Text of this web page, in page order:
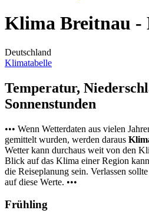
Klima Breitnau -
Deutschland
Klimatabelle
Temperatur,
Sonnenstunden
••• Wenn Wetterdaten aus vielen
gemittelt wurden, werden daraus
Wetter kann durchaus weit von den
Blick auf das Klima einer Region
die Reiseplanung sein. Verlassen
auf diese Werte. •••
Frühling